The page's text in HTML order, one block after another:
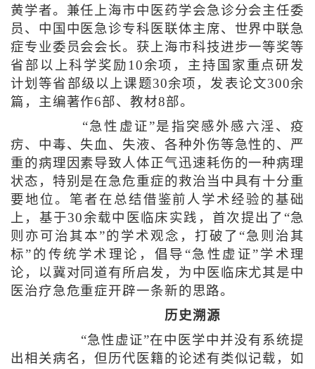
黄学者。兼任上海市中医药学会急诊分会主任委
员、中国中医急诊专科医联体主席、世界中联急
症专业委员会会长。获上海市科技进步一等奖等
省部以上科学奖励10余项，主持国家重点研发
计划等省部级以上课题30余项，发表论文300余
篇，主编著作6部、教材8部。
“急性虚证”是指突感外感六淫、疫
疠、中毒、失血、失液、各种外伤等急性的、严
重的病理因素导致人体正气迅速耗伤的一种病理
状态，特别是在急危重症的救治当中具有十分重
要地位。笔者在总结借鉴前人学术经验的基础
上，基于30余载中医临床实践，首次提出了“急
则亦可治其本”的学术观念，打破了“急则治其
标”的传统学术理论，倡导“急性虚证”学术理
论，以冀对同道有所启发，为中医临床尤其是中
医治疗急危重症开辟一条新的思路。
历史溯源
“急性虚证”在中医学中并没有系统提
出相关病名，但历代医籍的论述有类似记载，如